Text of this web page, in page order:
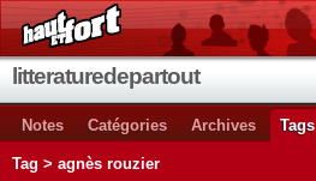
litteraturedepartout
Notes Catégories Archives Tags
Tag > agnès rouzier